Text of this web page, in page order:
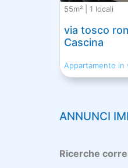
55m² | 1 locali
via tosco
Cascina
Appartamento in
ANNUNCI
Ricerche